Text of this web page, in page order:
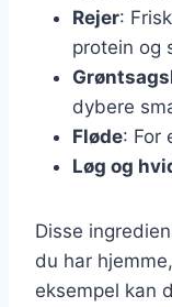
Rejer:
protein og
dybere
Fløde: For
Løg og
Disse
du har
eksempel kan